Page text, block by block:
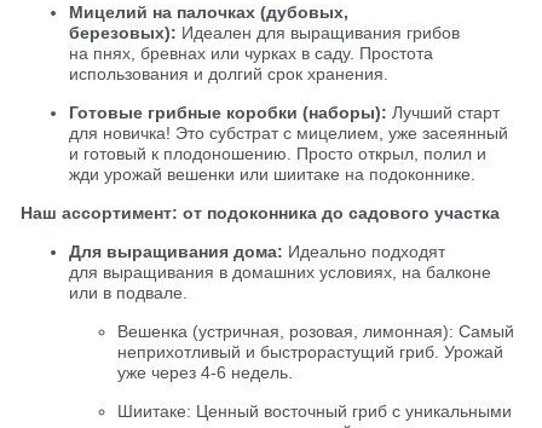
Мицелий на палочках (дубовых,
березовых): Идеален для выращивания грибов
на пнях, бревнах или чурках в саду. Простота
использования и долгий срок хранения.
Готовые грибные коробки (наборы): Лучший старт
для новичка! Это субстрат с мицелием, уже засеянный
и готовый к плодоношению. Просто открыл, полил и
жди урожай вешенки или шиитаке на подоконнике.
Наш ассортимент: от подоконника до садового участка
Для выращивания дома: Идеально подходят
для выращивания в домашних условиях, на балконе
или в подвале.
Вешенка (устричная, розовая, лимонная): Самый
неприхотливый и быстрорастущий гриб. Урожай
уже через 4-6 недель.
Шиитаке: Ценный восточный гриб с уникальными